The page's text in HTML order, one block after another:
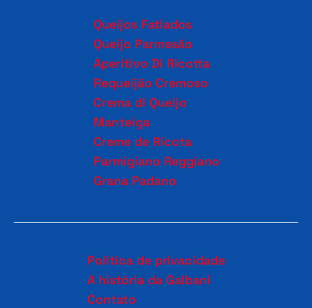
Queijos Fatiados
Queijo Parmesão
Aperitivo Di Ricotta
Requeijão Cremoso
Crema di Queijo
Manteiga
Creme de Ricota
Parmigiano Reggiano
Grana Padano
Política de privacidade
A história da Galbani
Contato